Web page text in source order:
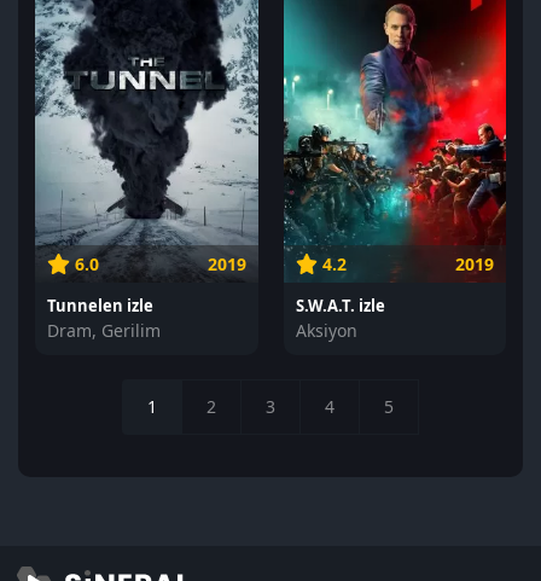
6.0 2019
Tunnelen izle
Dram, Gerilim
4.2 2019
S.W.A.T. izle
Aksiyon
1 2 3 4 5